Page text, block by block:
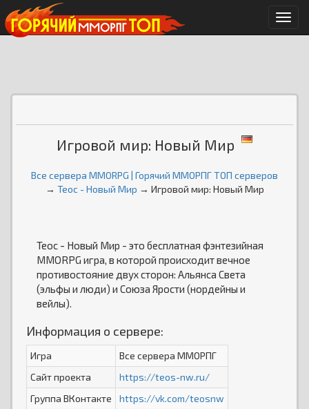
Меню
Игровой мир: Новый Мир
Все сервера MMORPG | Горячий ММОРПГ ТОП серверов
→ Теос - Новый Мир → Игровой мир: Новый Мир
Теос - Новый Мир - это бесплатная фэнтезийная
MMORPG игра, в которой происходит вечное
противостояние двух сторон: Альянса Света
(эльфы и люди) и Союза Ярости (нордейны и
вейлы).
Информация о сервере:
Игра
Все сервера ММОРПГ
Сайт проекта
https://teos-nw.ru/
Группа ВКонтакте
https://vk.com/teosnw